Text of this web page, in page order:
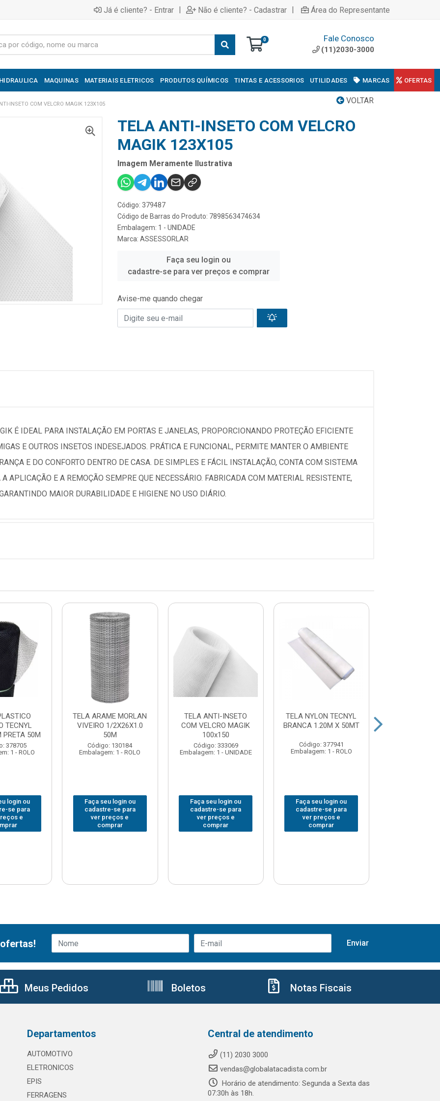
Já é cliente? - Entrar | Não é cliente? - Cadastrar | Área do Representante
0 Fale Conosco
(11)2030-3000
HIDRAULICA MAQUINAS MATERIAIS ELETRICOS PRODUTOS QUÍMICOS TINTAS E ACESSORIOS UTILIDADES MARCAS OFERTAS
VOLTAR
INSETO COM VELCRO MAGIK 123X105
TELA ANTI-INSETO COM VELCRO
MAGIK 123X105
Imagem Meramente Ilustrativa
Código: 379487
Código de Barras do Produto: 7898563474634
Embalagem: 1 - UNIDADE
Marca: ASSESSORLAR
Faça seu login ou
cadastre-se para ver preços e comprar
Avise-me quando chegar
É IDEAL PARA INSTALAÇÃO EM PORTAS E JANELAS, PROPORCIONANDO PROTEÇÃO EFICIENTE
E OUTROS INSETOS INDESEJADOS. PRÁTICA E FUNCIONAL, PERMITE MANTER O AMBIENTE
E DO CONFORTO DENTRO DE CASA. DE SIMPLES E FÁCIL INSTALAÇÃO, CONTA COM SISTEMA
APLICAÇÃO E A REMOÇÃO SEMPRE QUE NECESSÁRIO. FABRICADA COM MATERIAL RESISTENTE,
MAIOR DURABILIDADE E HIGIENE NO USO DIÁRIO.
TECNYL
PRETA 50M
378705
1 - ROLO
login ou
se para
e
TELA ARAME MORLAN
VIVEIRO 1/2X26X1.0
50M
Código: 130184
Embalagem: 1 - ROLO
Faça seu login ou
cadastre-se para
ver preços e
comprar
TELA ANTI-INSETO
COM VELCRO MAGIK
100x150
Código: 333069
Embalagem: 1 - UNIDADE
Faça seu login ou
cadastre-se para
ver preços e
comprar
TELA NYLON TECNYL
BRANCA 1.20M X 50MT
Código: 377941
Embalagem: 1 - ROLO
Faça seu login ou
cadastre-se para
ver preços e
comprar
Meus Pedidos Boletos Notas Fiscais
Departamentos
AUTOMOTIVO
ELETRONICOS
EPIS
FERRAGENS
Central de atendimento
(11) 2030 3000
vendas@globalatacadista.com.br
Horário de atendimento: Segunda a Sexta das
07:30h às 18h.